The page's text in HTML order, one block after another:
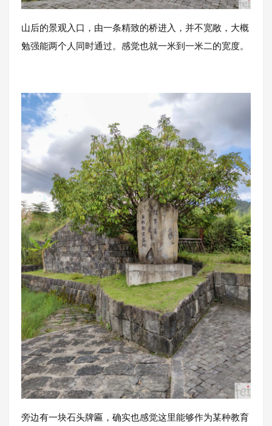
山后的景观入口，由一条精致的桥进入，并不宽敞，大概
勉强能两个人同时通过。感觉也就一米到一米二的宽度。
旁边有一块石头牌匾，确实也感觉这里能够作为某种教育